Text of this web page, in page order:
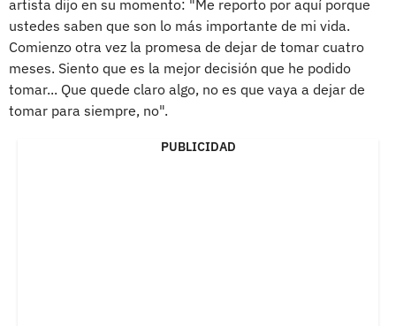
artista dijo en su momento: "Me reporto por aquí porque
ustedes saben que son lo más importante de mi vida.
Comienzo otra vez la promesa de dejar de tomar cuatro
meses. Siento que es la mejor decisión que he podido
tomar... Que quede claro algo, no es que vaya a dejar de
tomar para siempre, no".
PUBLICIDAD